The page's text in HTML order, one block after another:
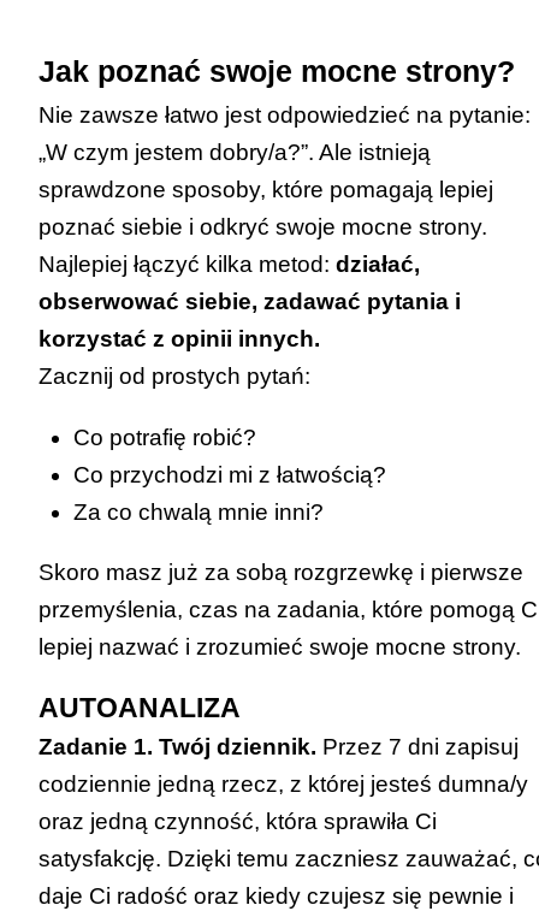
Jak poznać swoje mocne strony?
Nie zawsze łatwo jest odpowiedzieć na pytanie:
„W czym jestem dobry/a?”. Ale istnieją
sprawdzone sposoby, które pomagają lepiej
poznać siebie i odkryć swoje mocne strony.
Najlepiej łączyć kilka metod: działać,
obserwować siebie, zadawać pytania i
korzystać z opinii innych.
Zacznij od prostych pytań:
Co potrafię robić?
Co przychodzi mi z łatwością?
Za co chwalą mnie inni?
Skoro masz już za sobą rozgrzewkę i pierwsze
przemyślenia, czas na zadania, które pomogą
lepiej nazwać i zrozumieć swoje mocne strony.
AUTOANALIZA
Zadanie 1. Twój dziennik. Przez 7 dni zapisuj
codziennie jedną rzecz, z której jesteś dumna/y
oraz jedną czynność, która sprawiła Ci
satysfakcję. Dzięki temu zaczniesz zauważać,
daje Ci radość oraz kiedy czujesz się pewnie i